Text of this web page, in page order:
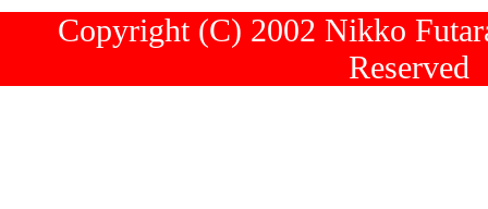
Copyright (C) 2002 Nikko
Reserved